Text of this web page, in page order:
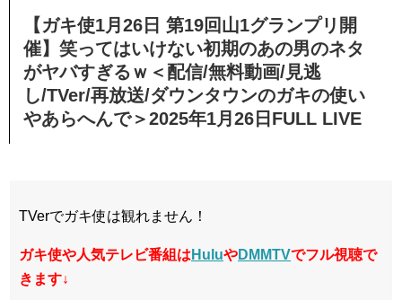
【ガキ使1月26日 第19回山1グランプリ開
催】笑ってはいけない初期のあの男のネタ
がヤバすぎるｗ＜配信/無料動画/見逃
し/TVer/再放送/ダウンタウンのガキの使い
やあらへんで＞2025年1月26日FULL LIVE
TVerでガキ使は観れません！
ガキ使や人気テレビ番組はHuluやDMMTVでフル視聴で
きます↓